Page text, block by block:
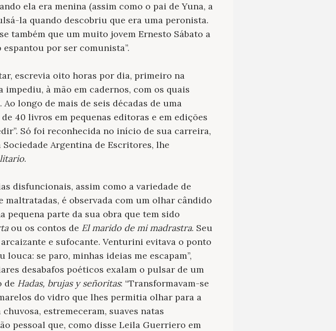
ela era menina (assim como o pai de Yuna, a
la quando descobriu que era uma peronista.
também que um muito jovem Ernesto Sábato a
por ser comunista”.
escrevia oito horas por dia, primeiro na
à mão em cadernos, com os quais
longo de mais de seis décadas de uma
40 livros em pequenas editoras e em edições
Só foi reconhecida no início de sua carreira,
Sociedade Argentina de Escritores, lhe
.
disfuncionais, assim como a variedade de
é observada com um olhar cândido
pequena parte da sua obra que tem sido
ou os contos de El marido de mi madrastra. Seu
e sufocante. Venturini evitava o ponto
louca: se paro, minhas ideias me escapam”,
desabafos poéticos exalam o pulsar de um
de Hadas, brujas y señoritas: “Transformavam-se
do vidro que lhes permitia olhar para a
estremeceram, suaves natas
pessoal que, como disse Leila Guerriero em